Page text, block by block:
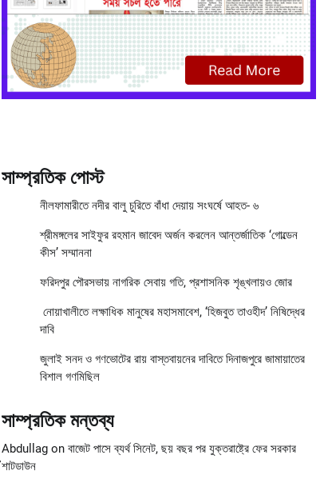
সাম্প্রতিক পোস্ট
নীলফামারীতে নদীর বালু চুরিতে বাঁধা দেয়ায় সংঘর্ষে আহত- ৬
শ্রীমঙ্গলের সাইফুর রহমান জাবেদ অর্জন করলেন আন্তর্জাতিক ‘গোল্ডেন
কীস’ সম্মাননা
ফরিদপুর পৌরসভায় নাগরিক সেবায় গতি, প্রশাসনিক শৃঙ্খলায়ও জোর
নোয়াখালীতে লক্ষাধিক মানুষের মহাসমাবেশ, ‘হিজবুত তাওহীদ’ নিষিদ্ধের
দাবি
জুলাই সনদ ও গণভোটের রায় বাস্তবায়নের দাবিতে দিনাজপুরে জামায়াতের
বিশাল গণমিছিল
সাম্প্রতিক মন্তব্য
Abdullagon বাজেট পাসে ব্যর্থ সিনেট, ছয় বছর পর যুক্তরাষ্ট্রে ফের সরকার
শাটডাউন